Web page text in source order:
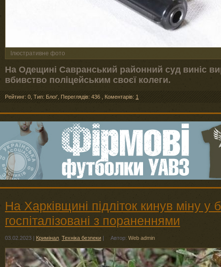
Ілюстративне фото
На Одещині Савранський районний суд виніс
вбивство поліцейським своєї колеги.
Рейтинг: 0 Тип: Блоґ Переглядів: 436 Коментарів: 1
На Харківщині підліток кинув міну у
госпіталізовані з пораненнями
03.02.2023 | Кримінал Техніка безпеки | Автор: Web admin